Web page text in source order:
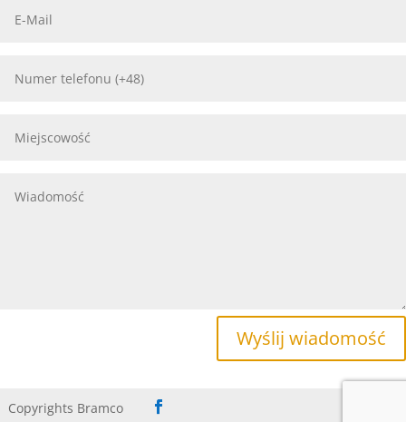
Wyślij wiadomość
Copyrights Bramco